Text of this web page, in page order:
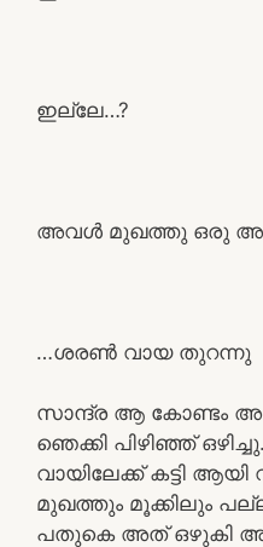
ഇല്ലേ…?
അവൾ മുഖത്തു ഒരു
…ശരൺ വായ തുറന്നു
സാന്ദ്ര ആ കോണ്ടം
ഞെക്കി പിഴിഞ്ഞ്
വായിലേക്ക് കട്ടി
മുഖത്തും മൂക്കിലും
പതുകെ അത് ഒഴുകി